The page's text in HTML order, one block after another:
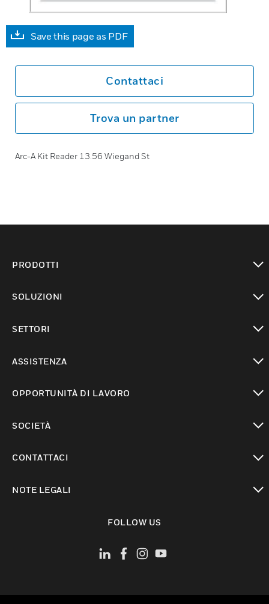
Save this page as PDF
Contattaci
Trova un partner
Arc-A Kit Reader 13.56 Wiegand St
PRODOTTI
SOLUZIONI
SETTORI
ASSISTENZA
OPPORTUNITÀ DI LAVORO
SOCIETÀ
CONTATTACI
NOTE LEGALI
FOLLOW US